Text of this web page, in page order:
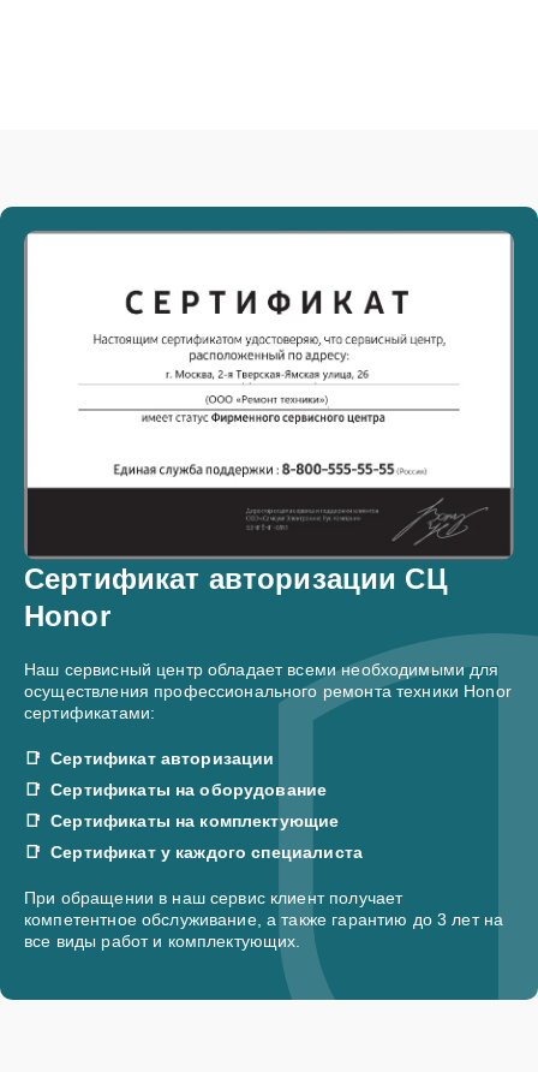
Сертификат авторизации СЦ
Honor
Наш сервисный центр обладает всеми необходимыми для
осуществления профессионального ремонта техники Honor
сертификатами:
Сертификат авторизации
Сертификаты на оборудование
Сертификаты на комплектующие
Сертификат у каждого специалиста
При обращении в наш сервис клиент получает
компетентное обслуживание, а также гарантию до 3 лет на
все виды работ и комплектующих.